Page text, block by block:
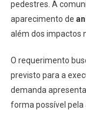
pedestres. A
aparecimento de
além dos impactos
O requerimento
previsto para a
demanda
forma possível